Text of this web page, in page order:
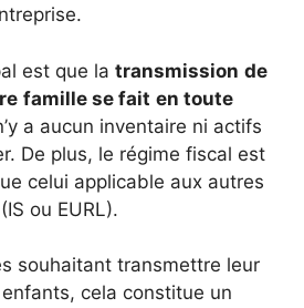
est que la transmission de
famille se fait en toute
a aucun inventaire ni actifs
De plus, le régime fiscal est
celui applicable aux autres
ou EURL).
souhaitant transmettre leur
cela constitue un